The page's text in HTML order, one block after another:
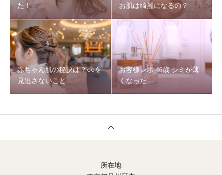
た！
お肌は綺麗になるの？
赤ちゃん肌の秘訣は？○○を
見逃さないこと
お客様レポ 46歳 シミが薄
くなった
所在地